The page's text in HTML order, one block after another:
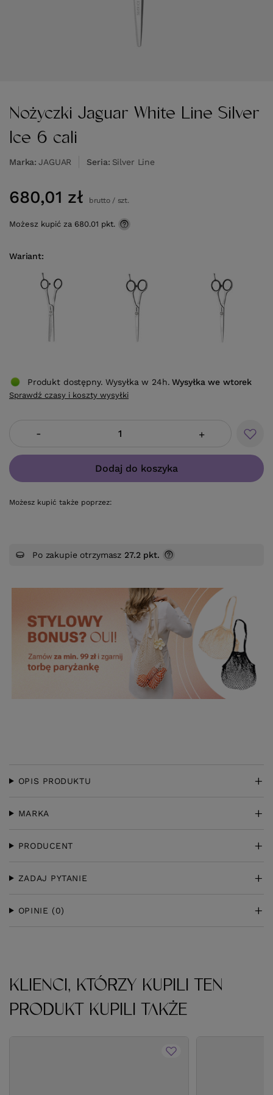
Nożyczki Jaguar White Line Silver
Ice 6 cali
Marka JAGUAR Seria Silver Line
Wariant
680,01 zł brutto/ szt.
Możesz kupić za 680.01 pkt.
- +
Dodaj do koszyka
Możesz kupić także poprzez:
Produkt dostępny. Wysyłka w 24h. Wysyłkawe wtorek
Sprawdź czasy i koszty wysyłki
Po zakupie otrzymasz 27.2 pkt.
OPIS PRODUKTU
MARKA
PRODUCENT
ZADAJ PYTANIE
OPINIE (0)
KLIENCI, KTÓRZY KUPILI TEN
PRODUKT KUPILI TAKŻE